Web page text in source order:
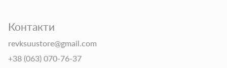
Контакти
revksuustore@gmail.com
+38 (063) 070-76-37